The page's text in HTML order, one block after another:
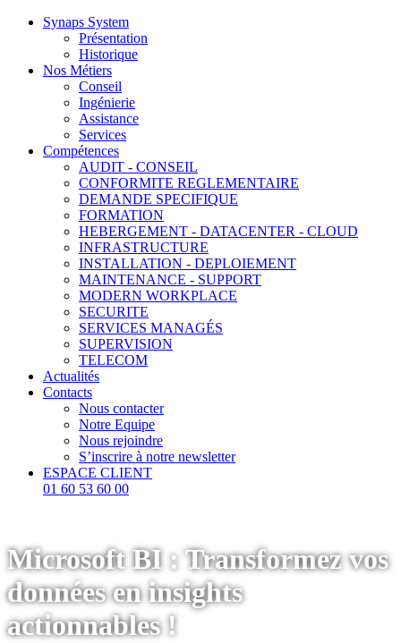
Synaps System
Présentation
Historique
Nos Métiers
Conseil
Ingénierie
Assistance
Services
Compétences
AUDIT - CONSEIL
CONFORMITE REGLEMENTAIRE
DEMANDE SPECIFIQUE
FORMATION
HEBERGEMENT - DATACENTER - CLOUD
INFRASTRUCTURE
INSTALLATION - DEPLOIEMENT
MAINTENANCE - SUPPORT
MODERN WORKPLACE
SECURITE
SERVICES MANAGÉS
SUPERVISION
TELECOM
Actualités
Contacts
Nous contacter
Notre Equipe
Nous rejoindre
S’inscrire à notre newsletter
ESPACE CLIENT
01 60 53 60 00
Microsoft BI : Transformez vos
données en insights
actionnables !